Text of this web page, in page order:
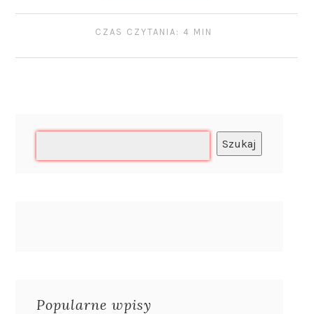
CZAS CZYTANIA: 4 MIN
Szukaj
Popularne wpisy